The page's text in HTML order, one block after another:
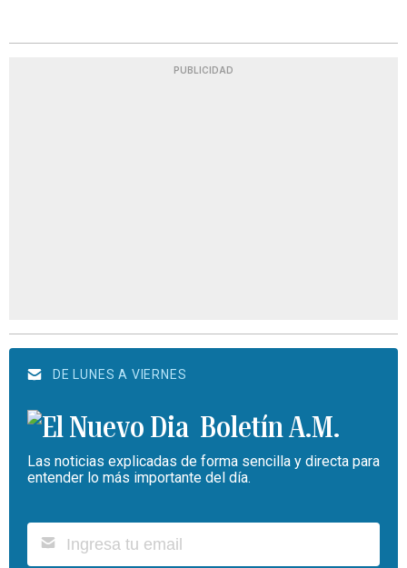
PUBLICIDAD
DE LUNES A VIERNES
Boletín A.M.
Las noticias explicadas de forma sencilla y directa para
entender lo más importante del día.